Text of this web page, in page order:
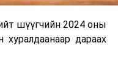
шүүгчийн 2024 оны
дараах